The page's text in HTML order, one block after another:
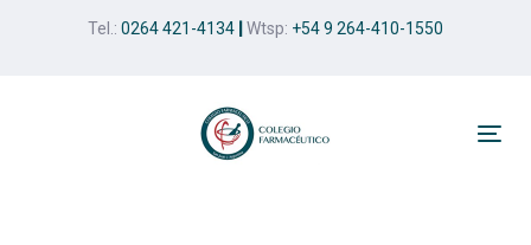
Tel.: 0264 421-4134 Wtsp: +54 9 264-410-1550